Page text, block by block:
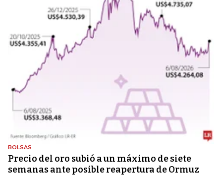
BOLSAS
Precio del oro subió a un máximo de siete
semanas ante posible reapertura de Ormuz